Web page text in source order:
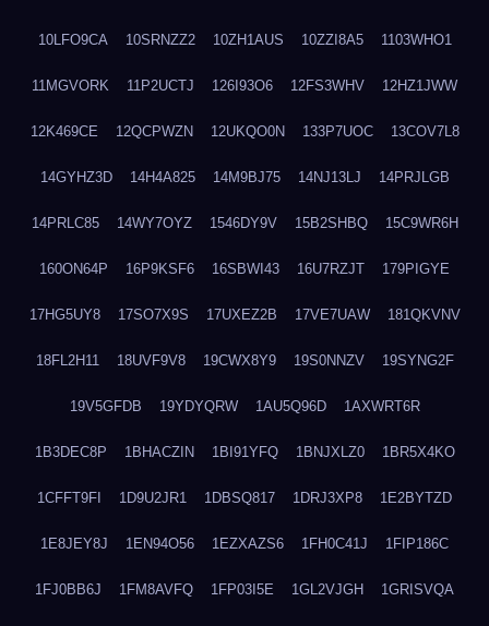
10LFO9CA 10SRNZZ2 10ZH1AUS 10ZZI8A5 1103WHO1
11MGVORK 11P2UCTJ 126I93O6 12FS3WHV 12HZ1JWW
12K469CE 12QCPWZN 12UKQO0N 133P7UOC 13COV7L8
14GYHZ3D 14H4A825 14M9BJ75 14NJ13LJ 14PRJLGB
14PRLC85 14WY7OYZ 1546DY9V 15B2SHBQ 15C9WR6H
160ON64P 16P9KSF6 16SBWI43 16U7RZJT 179PIGYE
17HG5UY8 17SO7X9S 17UXEZ2B 17VE7UAW 181QKVNV
18FL2H11 18UVF9V8 19CWX8Y9 19S0NNZV 19SYNG2F
19V5GFDB 19YDYQRW 1AU5Q96D 1AXWRT6R
1B3DEC8P 1BHACZIN 1BI91YFQ 1BNJXLZ0 1BR5X4KO
1CFFT9FI 1D9U2JR1 1DBSQ817 1DRJ3XP8 1E2BYTZD
1E8JEY8J 1EN94O56 1EZXAZS6 1FH0C41J 1FIP186C
1FJ0BB6J 1FM8AVFQ 1FP03I5E 1GL2VJGH 1GRISVQA